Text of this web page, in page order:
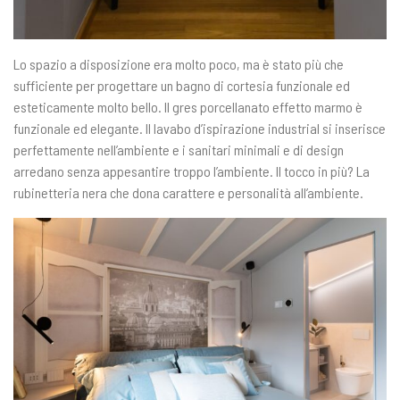
Lo spazio a disposizione era molto poco, ma è stato più che
sufficiente per progettare un bagno di cortesia funzionale ed
esteticamente molto bello. Il gres porcellanato effetto marmo è
funzionale ed elegante. Il lavabo d’ispirazione industrial si inserisce
perfettamente nell’ambiente e i sanitari minimali e di design
arredano senza appesantire troppo l’ambiente. Il tocco in più? La
rubinetteria nera che dona carattere e personalità all’ambiente.